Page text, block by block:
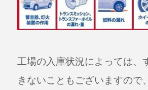
工場の入庫状況によっては、
きないこともございますので